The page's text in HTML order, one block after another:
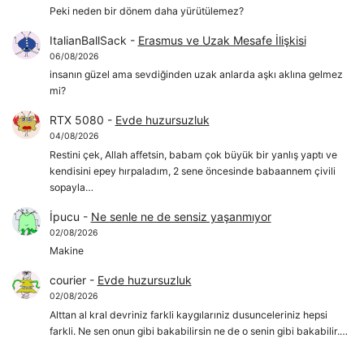
Peki neden bir dönem daha yürütülemez?
ItalianBallSack - Erasmus ve Uzak Mesafe İlişkisi
06/08/2026
insanın güzel ama sevdiğinden uzak anlarda aşkı aklına gelmez
mi?
RTX 5080 - Evde huzursuzluk
04/08/2026
Restini çek, Allah affetsin, babam çok büyük bir yanlış yaptı ve
kendisini epey hırpaladım, 2 sene öncesinde babaannem çivili
sopayla…
İpucu - Ne senle ne de sensiz yaşanmıyor
02/08/2026
Makine
courier- Evde huzursuzluk
02/08/2026
Alttan al kral devriniz farkli kaygılarıniz dusunceleriniz hepsi
farkli. Ne sen onun gibi bakabilirsin ne de o senin gibi bakabilir.…